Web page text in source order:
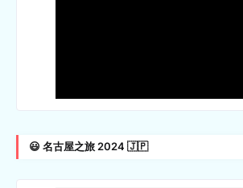
😃 名古屋之旅 2024 🇯🇵